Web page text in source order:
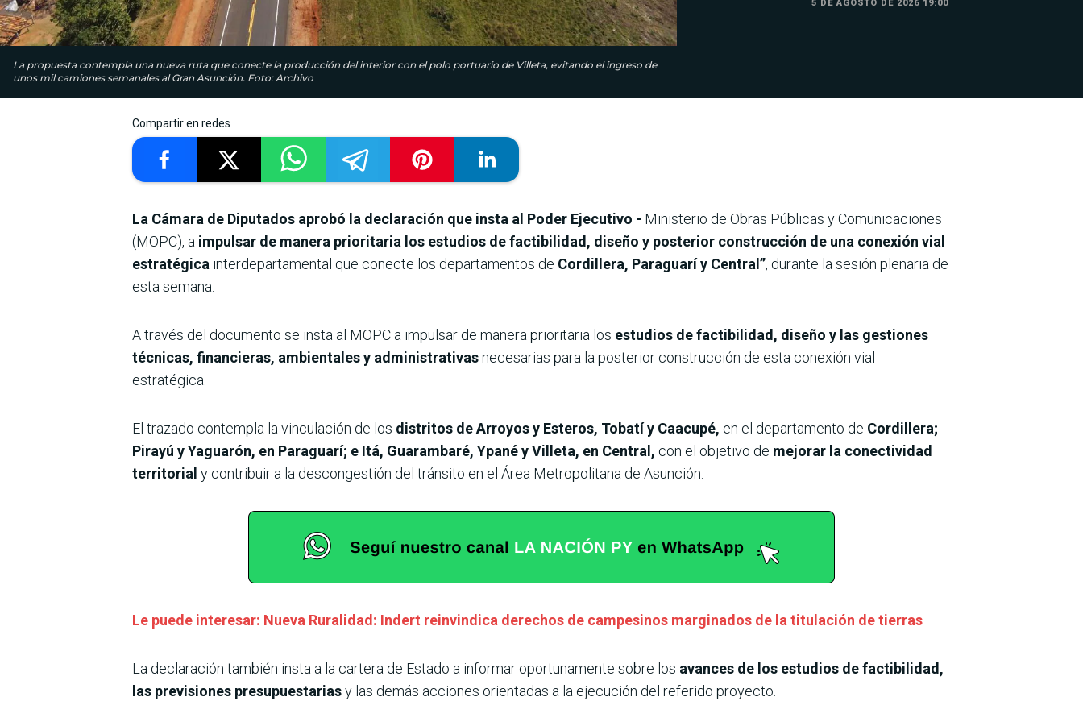
La propuesta contempla una nueva ruta que conecte la producción del interior con el polo portuario de Villeta, evitando el ingreso de
unos mil camiones semanales al Gran Asunción. Foto: Archivo
5 DE AGOSTO DE 2026 19:00
Compartir en redes
La Cámara de Diputados aprobó la declaración que insta al Poder Ejecutivo - Ministerio de Obras Públicas y Comunicaciones
(MOPC), a impulsar de manera prioritaria los estudios de factibilidad, diseño y posterior construcción de una conexión vial
estratégica interdepartamental que conecte los departamentos de Cordillera, Paraguarí y Central”, durante la sesión plenaria de
esta semana.
A través del documento se insta al MOPC a impulsar de manera prioritaria los estudios de factibilidad, diseño y las gestiones
técnicas, financieras, ambientales y administrativasnecesarias para la posterior construcción de esta conexión vial
estratégica.
El trazado contempla la vinculación de los distritos de Arroyos y Esteros, Tobatí y Caacupé, en el departamento de Cordillera;
Pirayú y Yaguarón, en Paraguarí; e Itá, Guarambaré, Ypané y Villeta, en Central, con el objetivo de mejorar la conectividad
territorial y contribuir a la descongestión del tránsito en el Área Metropolitana de Asunción.
Le puede interesar: Nueva Ruralidad: Indert reinvindica derechos de campesinos marginados de la titulación de tierras
La declaración también insta a la cartera de Estado a informar oportunamente sobre los avances de los estudios de factibilidad,
las previsiones presupuestariasy las demás acciones orientadas a la ejecución del referido proyecto.